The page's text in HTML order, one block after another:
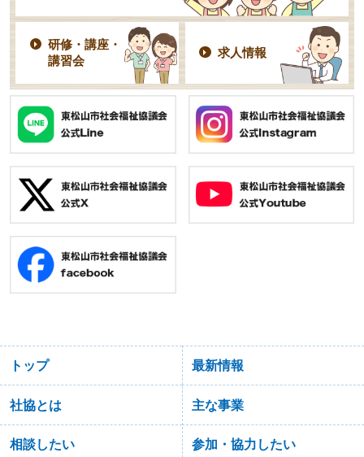
研修・講座・
講習会
求人情報
トップ 最新情報
社協とは 主な事業
相談したい 参加・協力したい